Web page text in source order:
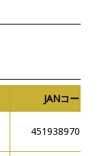
JANコード